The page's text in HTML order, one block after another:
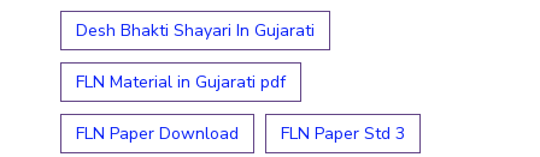
Desh Bhakti Shayari In Gujarati
FLN Material in Gujarati pdf
FLN Paper Download FLN Paper Std 3